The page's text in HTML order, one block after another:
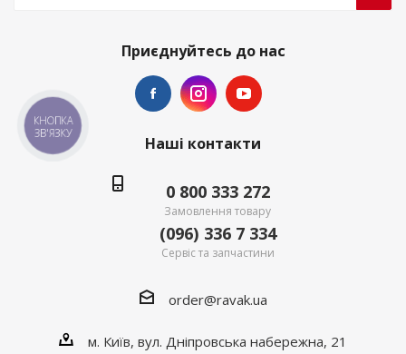
Приєднуйтесь до нас
Наші контакти
0 800 333 272
Замовлення товару
(096) 336 7 334
Сервіс та запчастини
order@ravak.ua
м. Київ, вул. Дніпровська набережна, 21
КНОПКА
ЗВ'ЯЗКУ